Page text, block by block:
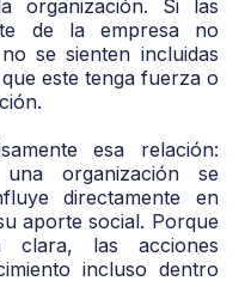
organización. Si las
de la empresa no
se sienten incluidas
este tenga fuerza o
esa relación:
organización se
directamente en
aporte social. Porque
clara, las acciones
incluso dentro